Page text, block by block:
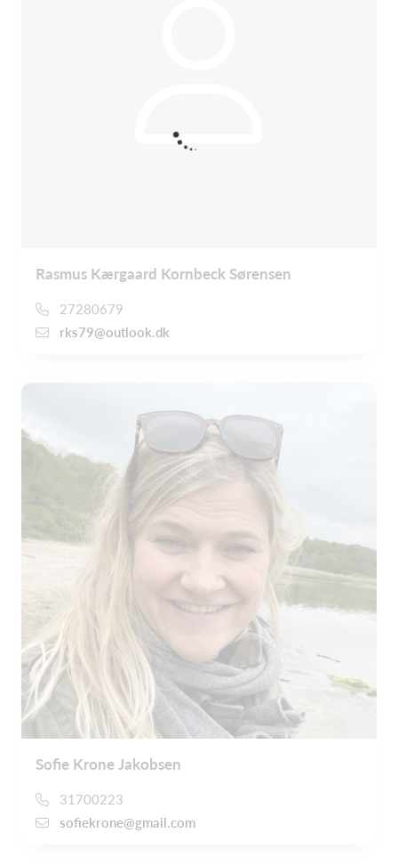
Rasmus Kærgaard Kornbeck Sørensen
27280679
rks79@outlook.dk
Sofie Krone Jakobsen
31700223
sofiekrone@gmail.com